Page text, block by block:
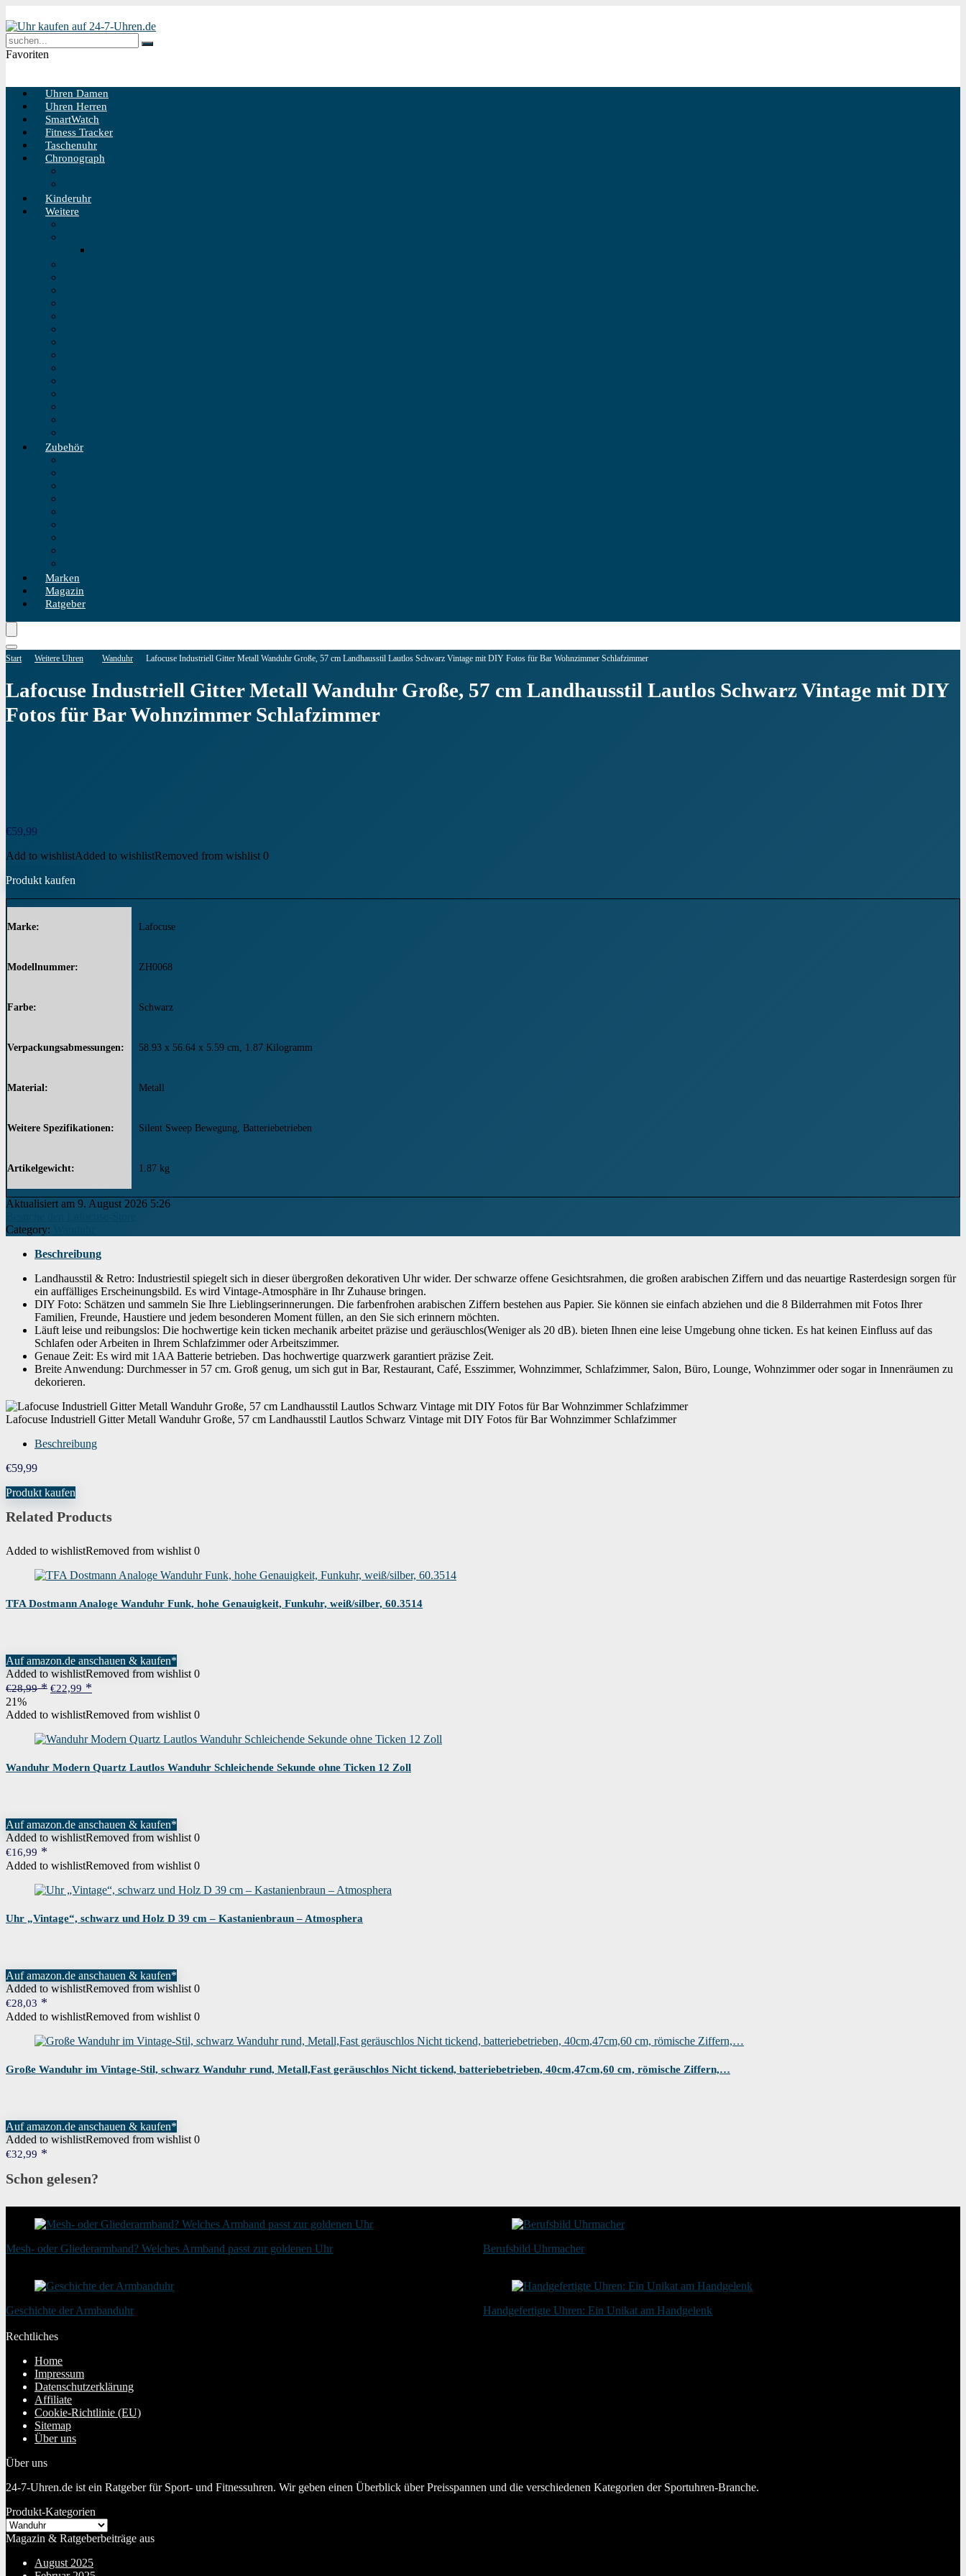
Favoriten
Uhren Damen
Uhren Herren
SmartWatch
Fitness Tracker
Taschenuhr
Chronograph
Kinderuhr
Weitere
Zubehör
Marken
Magazin
Ratgeber
Start Weitere Uhren Wanduhr Lafocuse Industriell Gitter Metall Wanduhr Große, 57 cm Landhausstil Lautlos Schwarz Vintage mit DIY Fotos für Bar Wohnzimmer Schlafzimmer
Lafocuse Industriell Gitter Metall Wanduhr Große, 57 cm Landhausstil Lautlos Schwarz Vintage mit DIY
Fotos für Bar Wohnzimmer Schlafzimmer
€59,99
Add to wishlistAdded to wishlistRemoved from wishlist 0
Produkt kaufen
Marke ‎Lafocuse
Modellnummer ‎ZH0068
Farbe ‎Schwarz
Verpackungsabmessungen ‎58.93 x 56.64 x 5.59 cm, 1.87 Kilogramm
Material ‎Metall
Weitere Spezifikationen ‎Silent Sweep Bewegung, Batteriebetrieben
Artikelgewicht ‎1.87 kg
Aktualisiert am 9. August 2026 5:26
Category:
Beschreibung
Landhausstil & Retro: Industriestil spiegelt sich in dieser übergroßen dekorativen Uhr wider. Der schwarze offene Gesichtsrahmen, die großen arabischen Ziffern und das neuartige Rasterdesign sorgen für
ein auffälliges Erscheinungsbild. Es wird Vintage-Atmosphäre in Ihr Zuhause bringen.
DIY Foto: Schätzen und sammeln Sie Ihre Lieblingserinnerungen. Die farbenfrohen arabischen Ziffern bestehen aus Papier. Sie können sie einfach abziehen und die 8 Bilderrahmen mit Fotos Ihrer
Familien, Freunde, Haustiere und jedem besonderen Moment füllen, an den Sie sich erinnern möchten.
Läuft leise und reibungslos: Die hochwertige kein ticken mechanik arbeitet präzise und geräuschlos(Weniger als 20 dB). bieten Ihnen eine leise Umgebung ohne ticken. Es hat keinen Einfluss auf das
Schlafen oder Arbeiten in Ihrem Schlafzimmer oder Arbeitszimmer.
Genaue Zeit: Es wird mit 1AA Batterie betrieben. Das hochwertige quarzwerk garantiert präzise Zeit.
Breite Anwendung: Durchmesser in 57 cm. Groß genug, um sich gut in Bar, Restaurant, Café, Esszimmer, Wohnzimmer, Schlafzimmer, Salon, Büro, Lounge, Wohnzimmer oder sogar in Innenräumen zu
dekorieren.
Lafocuse Industriell Gitter Metall Wanduhr Große, 57 cm Landhausstil Lautlos Schwarz Vintage mit DIY Fotos für Bar Wohnzimmer Schlafzimmer
Beschreibung
€59,99
Produkt kaufen
Related Products
Added to wishlistRemoved from wishlist 0
TFA Dostmann Analoge Wanduhr Funk, hohe Genauigkeit, Funkuhr, weiß/silber, 60.3514
Auf amazon.de anschauen & kaufen*
Added to wishlistRemoved from wishlist 0
€28,99
Ursprünglicher
war:
€28,99
€22,99
ist:
€22,99.
21%
Added to wishlistRemoved from wishlist 0
Wanduhr Modern Quartz Lautlos Wanduhr Schleichende Sekunde ohne Ticken 12 Zoll
Auf amazon.de anschauen & kaufen*
Added to wishlistRemoved from wishlist 0
€16,99
Added to wishlistRemoved from wishlist 0
Uhr „Vintage“, schwarz und Holz D 39 cm – Kastanienbraun – Atmosphera
Auf amazon.de anschauen & kaufen*
Added to wishlistRemoved from wishlist 0
€28,03
Added to wishlistRemoved from wishlist 0
Große Wanduhr im Vintage-Stil, schwarz Wanduhr rund, Metall,Fast geräuschlos Nicht tickend, batteriebetrieben, 40cm,47cm,60 cm, römische Ziffern,…
Auf amazon.de anschauen & kaufen*
Added to wishlistRemoved from wishlist 0
€32,99
Schon gelesen?
Mesh- oder Gliederarmband? Welches Armband passt zur goldenen Uhr
Berufsbild Uhrmacher
Geschichte der Armbanduhr
Handgefertigte Uhren: Ein Unikat am Handgelenk
Rechtliches
Home
Impressum
Datenschutzerklärung
Affiliate
Cookie-Richtlinie (EU)
Sitemap
Über uns
Über uns
24-7-Uhren.de ist ein Ratgeber für Sport- und Fitnessuhren. Wir geben einen Überblick über Preisspannen und die verschiedenen Kategorien der Sportuhren-Branche.
Produkt-Kategorien
Magazin & Ratgeberbeiträge aus
August 2025